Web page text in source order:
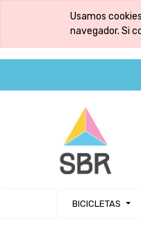
Usamos
navegador. Si
BICICLETAS